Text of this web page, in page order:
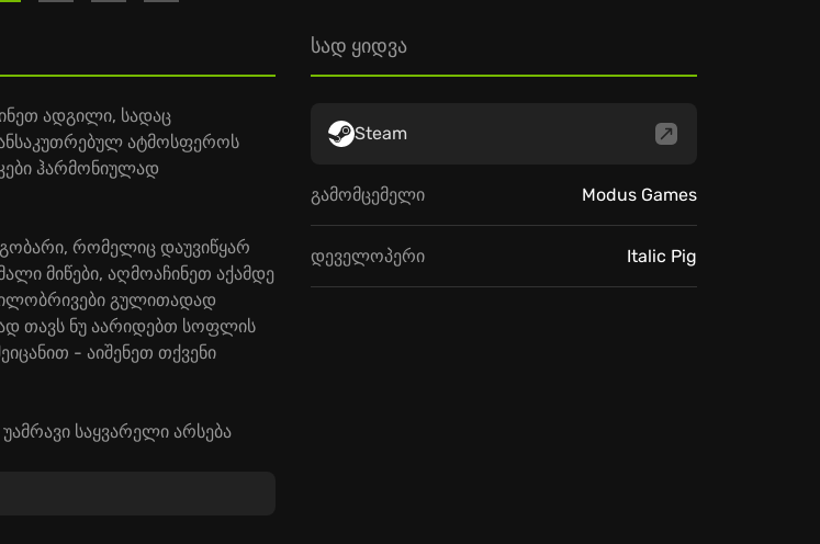
ადგილი, სადაც
ატმოსფეროს
ჰარმონიულად
რომელიც დაუვიწყარ
მიწები, აღმოაჩინეთ აქამდე
გულითადად
თავს ნუ აარიდებთ სოფლის
- აიშენეთ თქვენი
საყვარელი არსება
გარემო შეუქმნათ და
სად ყიდვა
Steam
გამომცემელი Modus Games
დეველოპერი Italic Pig